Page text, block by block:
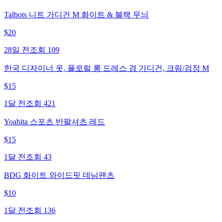
Talbots 니트 가디건 M 화이트 & 블랙 무늬
$20
28일 전 조회 109
한국 디자이너 옷, 플로럴 롱 드레스 겸 가디건, 크림/검정 M
$15
1달 전 조회 421
Yoahita 스포츠 반팔셔츠 레드
$15
1달 전 조회 43
BDG 화이트 와이드핏 데님팬츠
$10
1달 전 조회 136